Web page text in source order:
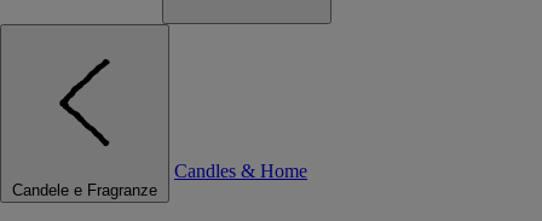
Candele e Fragranze
Candles & Home